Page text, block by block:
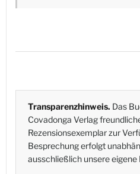
Transparenzhinweis. Das
Covadonga Verlag
Rezensionsexemplar zur
Besprechung erfolgt
ausschließlich unsere eigene